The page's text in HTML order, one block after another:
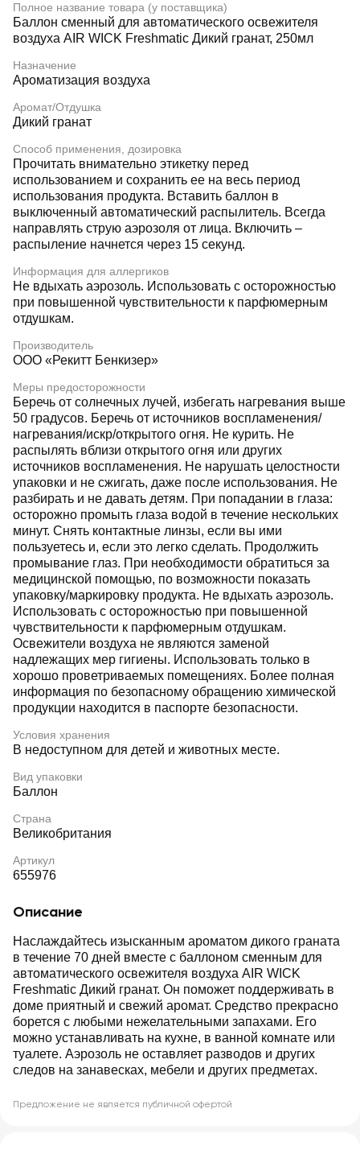
Полное название товара (у поставщика)
Баллон сменный для автоматического освежителя
воздуха AIR WICK Freshmatic Дикий гранат, 250мл
Назначение
Ароматизация воздуха
Аромат/Отдушка
Дикий гранат
Способ применения, дозировка
Прочитать внимательно этикетку перед
использованием и сохранить ее на весь период
использования продукта. Вставить баллон в
выключенный автоматический распылитель. Всегда
направлять струю аэрозоля от лица. Включить –
распыление начнется через 15 секунд.
Информация для аллергиков
Не вдыхать аэрозоль. Использовать с осторожностью
при повышенной чувствительности к парфюмерным
отдушкам.
Производитель
ООО «Рекитт Бенкизер»
Меры предосторожности
Беречь от солнечных лучей, избегать нагревания выше
50 градусов. Беречь от источников воспламенения/
нагревания/искр/открытого огня. Не курить. Не
распылять вблизи открытого огня или других
источников воспламенения. Не нарушать целостности
упаковки и не сжигать, даже после использования. Не
разбирать и не давать детям. При попадании в глаза:
осторожно промыть глаза водой в течение нескольких
минут. Снять контактные линзы, если вы ими
пользуетесь и, если это легко сделать. Продолжить
промывание глаз. При необходимости обратиться за
медицинской помощью, по возможности показать
упаковку/маркировку продукта. Не вдыхать аэрозоль.
Использовать с осторожностью при повышенной
чувствительности к парфюмерным отдушкам.
Освежители воздуха не являются заменой
надлежащих мер гигиены. Использовать только в
хорошо проветриваемых помещениях. Более полная
информация по безопасному обращению химической
продукции находится в паспорте безопасности.
Условия хранения
В недоступном для детей и животных месте.
Вид упаковки
Баллон
Страна
Великобритания
Артикул
655976
Описание
Наслаждайтесь изысканным ароматом дикого граната
в течение 70 дней вместе с баллоном сменным для
автоматического освежителя воздуха AIR WICK
Freshmatic Дикий гранат. Он поможет поддерживать в
доме приятный и свежий аромат. Средство прекрасно
борется с любыми нежелательными запахами. Его
можно устанавливать на кухне, в ванной комнате или
туалете. Аэрозоль не оставляет разводов и других
следов на занавесках, мебели и других предметах.
Предложение не является публичной офертой